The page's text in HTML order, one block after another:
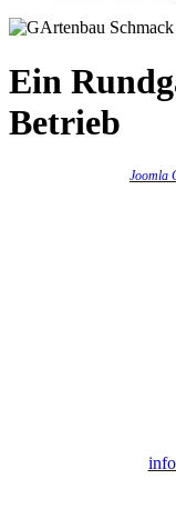
Ein
Betrieb
Joomla